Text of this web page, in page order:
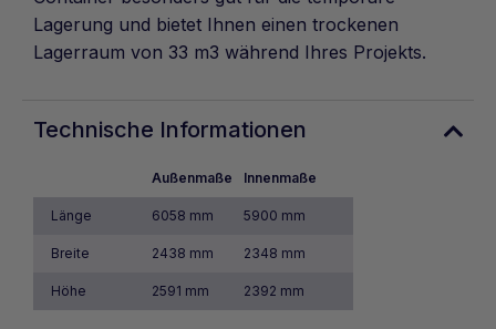
Lagerung und bietet Ihnen einen trockenen
Lagerraum von 33 m3 während Ihres Projekts.
Technische Informationen
Außenmaße Innenmaße
Länge 6058 mm 5900 mm
Breite 2438 mm 2348 mm
Höhe 2591 mm 2392 mm